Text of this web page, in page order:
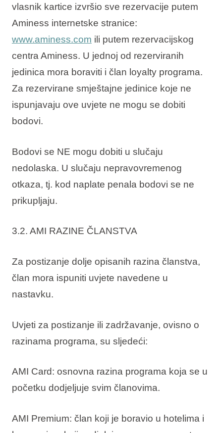
vlasnik kartice izvršio sve rezervacije putem
Aminess internetske stranice:
www.aminess.com ili putem rezervacijskog
centra Aminess. U jednoj od rezerviranih
jedinica mora boraviti i član loyalty programa.
Za rezervirane smještajne jedinice koje ne
ispunjavaju ove uvjete ne mogu se dobiti
bodovi.
Bodovi se NE mogu dobiti u slučaju
nedolaska. U slučaju nepravovremenog
otkaza, tj. kod naplate penala bodovi se ne
prikupljaju.
3.2. AMI RAZINE ČLANSTVA
Za postizanje dolje opisanih razina članstva,
član mora ispuniti uvjete navedene u
nastavku.
Uvjeti za postizanje ili zadržavanje, ovisno o
razinama programa, su sljedeći:
AMI Card: osnovna razina programa koja se u
početku dodjeljuje svim članovima.
AMI Premium: član koji je boravio u hotelima i